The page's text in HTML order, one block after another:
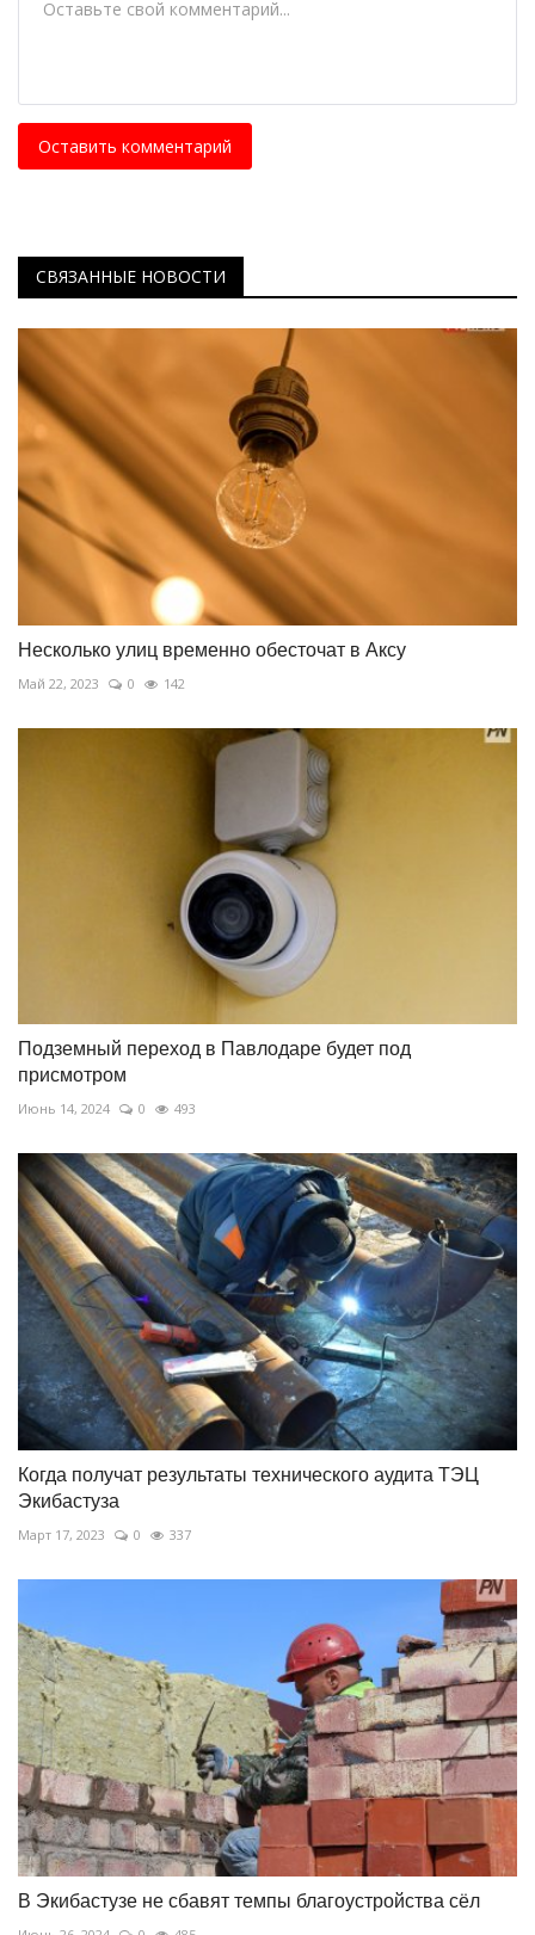
Оставить комментарий
СВЯЗАННЫЕ НОВОСТИ
Несколько улиц временно обесточат в Аксу
Май 22, 2023 0 142
Подземный переход в Павлодаре будет под
присмотром
Июнь 14, 2024 0 493
Когда получат результаты технического аудита ТЭЦ
Экибастуза
Март 17, 2023 0 337
В Экибастузе не сбавят темпы благоустройства сёл